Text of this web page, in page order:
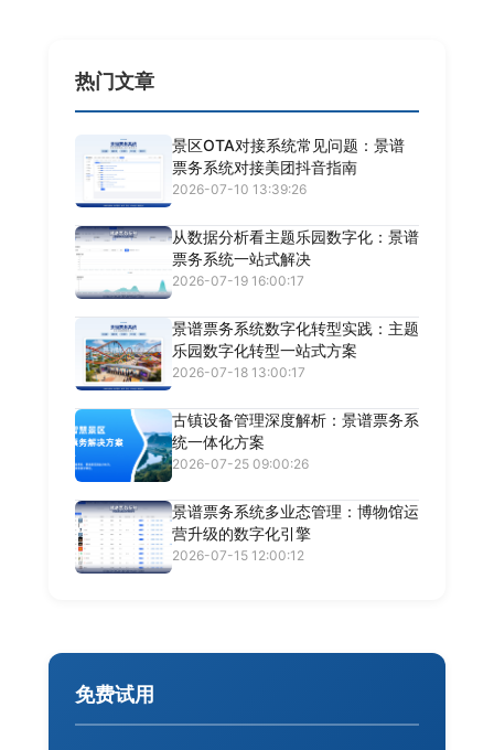
热门文章
景区OTA对接系统常见问题：景谱
票务系统对接美团抖音指南
2026-07-10 13:39:26
从数据分析看主题乐园数字化：景谱
票务系统一站式解决
2026-07-19 16:00:17
景谱票务系统数字化转型实践：主题
乐园数字化转型一站式方案
2026-07-18 13:00:17
古镇设备管理深度解析：景谱票务系
统一体化方案
2026-07-25 09:00:26
景谱票务系统多业态管理：博物馆运
营升级的数字化引擎
2026-07-15 12:00:12
免费试用